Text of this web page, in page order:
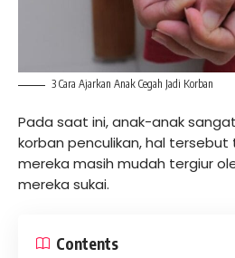
3 Cara Ajarkan Anak Cegah Jadi Korban
Pada saat ini, anak-anak
korban penculikan, hal
mereka masih mudah tergiur
mereka sukai.
Contents